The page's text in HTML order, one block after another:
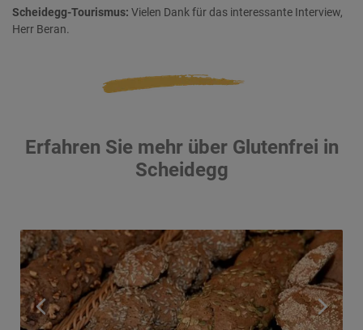
Scheidegg-Tourismus: Vielen Dank für das interessante Interview,
Herr Beran.
Erfahren Sie mehr über Glutenfrei in
Scheidegg